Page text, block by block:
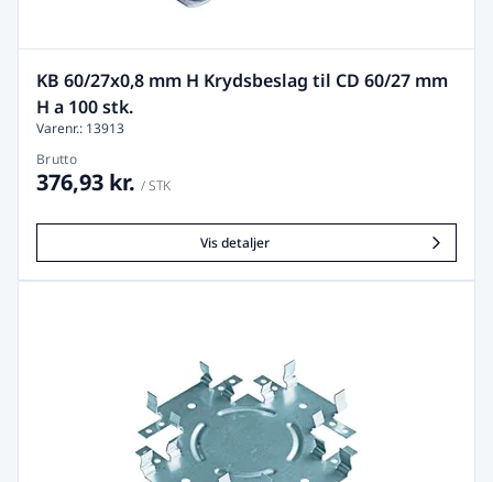
KB 60/27x0,8 mm H Krydsbeslag til CD 60/27 mm
H a 100 stk.
Varenr.: 13913
Brutto
376,93 kr. / STK
Vis detaljer